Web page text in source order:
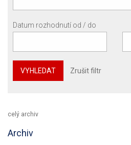
Datum rozhodnutí od / do
VYHLEDAT Zrušit filtr
celý archiv
Archiv